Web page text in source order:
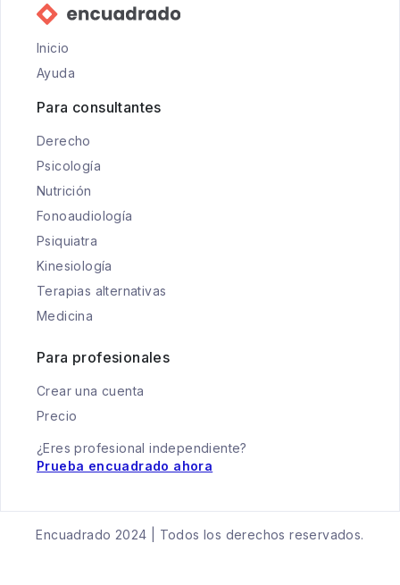
Inicio
Ayuda
Para consultantes
Derecho
Psicología
Nutrición
Fonoaudiología
Psiquiatra
Kinesiología
Terapias alternativas
Medicina
Para profesionales
Crear una cuenta
Precio
¿Eres profesional independiente?
Prueba encuadrado ahora
Encuadrado 2024 | Todos los derechos reservados.